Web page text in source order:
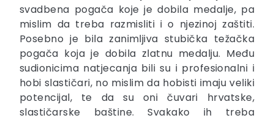
svadbena pogača koje je dobila medalje, pa
mislim da treba razmisliti i o njezinoj zaštiti.
Posebno je bila zanimljiva stubička težačka
pogača koja je dobila zlatnu medalju. Među
sudionicima natjecanja bili su i profesionalni i
hobi slastičari, no mislim da hobisti imaju veliki
potencijal, te da su oni čuvari hrvatske,
slastičarske baštine. Svakako ih treba